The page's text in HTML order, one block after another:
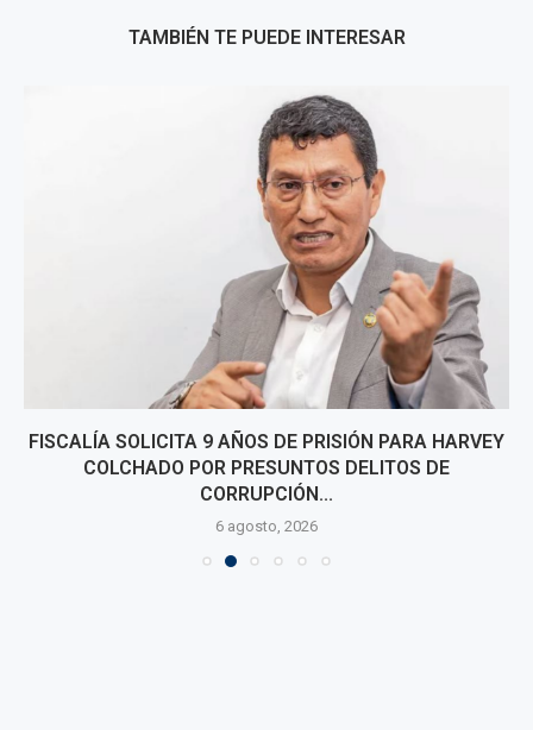
TAMBIÉN TE PUEDE INTERESAR
FISCALÍA SOLICITA 9 AÑOS DE PRISIÓN PARA HARVEY
COLCHADO POR PRESUNTOS DELITOS DE
CORRUPCIÓN...
6 agosto, 2026